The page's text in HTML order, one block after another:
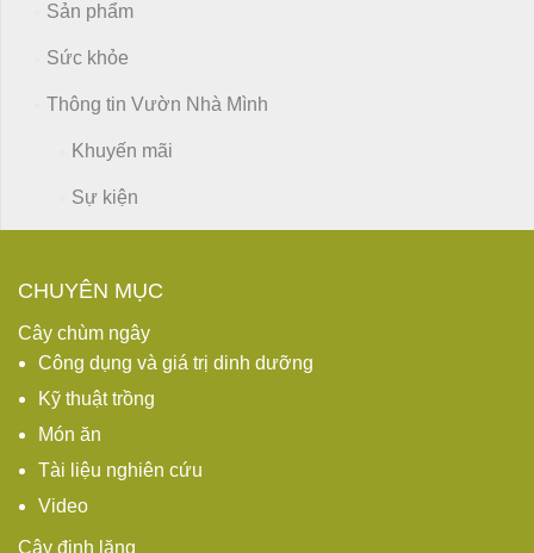
Sản phẩm
Sức khỏe
Thông tin Vườn Nhà Mình
Khuyến mãi
Sự kiện
CHUYÊN MỤC
Cây chùm ngây
Công dụng và giá trị dinh dưỡng
Kỹ thuật trồng
Món ăn
Tài liệu nghiên cứu
Video
Cây đinh lăng